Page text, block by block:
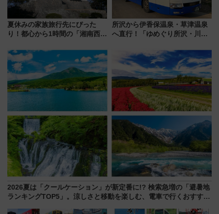
夏休みの家族旅行先にぴった
り！都心から1時間の「湘南西エ
島とは異なる魅力を持つ今夏の
注目スポット
所沢から伊香保温泉・草津温泉
へ直行！「ゆめぐり所沢・川越
軽に 運行ダイヤ・運賃を解説
2026夏は「クールケーション」が新定番に!? 検索急増の「避暑地
ランキングTOP5」。涼しさと移動を楽しむ、電車で行くおすすめ